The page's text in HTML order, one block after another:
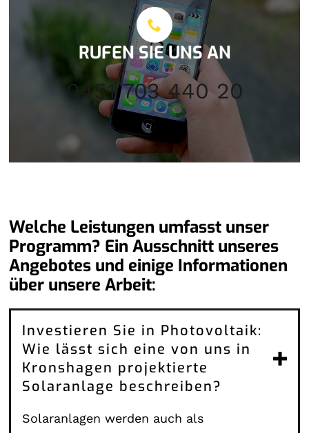
RUFEN SIE UNS AN
0451 703 440 20
Welche Leistungen umfasst unser
Programm? Ein Ausschnitt unseres
Angebotes und einige Informationen
über unsere Arbeit:
Investieren Sie in Photovoltaik:
Wie lässt sich eine von uns in
Kronshagen projektierte
Solaranlage beschreiben?
Solaranlagen werden auch als